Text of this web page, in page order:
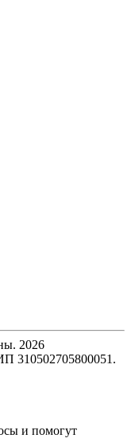
2026
310502705800051.
и помогут